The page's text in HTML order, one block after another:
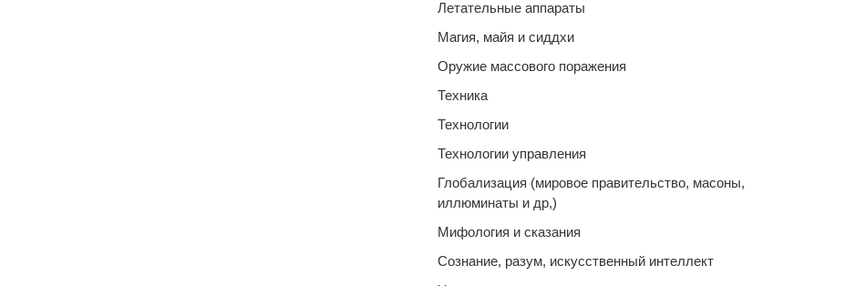
Летательные аппараты
Магия, майя и сиддхи
Оружие массового поражения
Техника
Технологии
Технологии управления
Глобализация (мировое правительство, масоны,
иллюминаты и др,)
Мифология и сказания
Сознание, разум, искусственный интеллект